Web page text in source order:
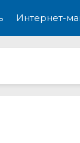
Интернет-